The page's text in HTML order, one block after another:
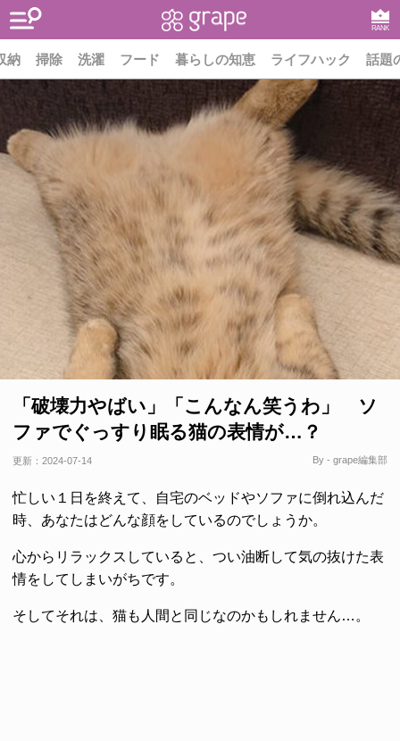
RANK
納 掃除 洗濯 フード 暮らしの知恵 ライフハック 話題
「破壊力やばい」「こんなん笑うわ」 ソ
ファでぐっすり眠る猫の表情が…？
更新： 2024-07-14 By - grape編集部
忙しい１日を終えて、自宅のベッドやソファに倒れ込んだ
時、あなたはどんな顔をしているのでしょうか。
心からリラックスしていると、つい油断して気の抜けた表
情をしてしまいがちです。
そしてそれは、猫も人間と同じなのかもしれません…。